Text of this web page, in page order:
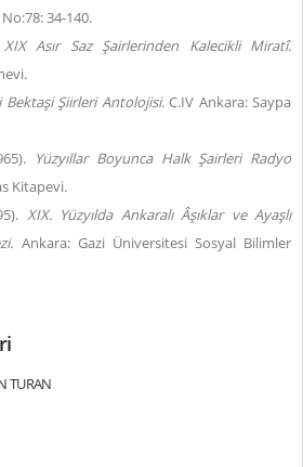
34-140.
XIX Asır Saz Şairlerinden Kalecikli Miratî.
Bektaşi Şiirleri Antolojisi. C.IV Ankara: Saypa
Yüzyıllar Boyunca Halk Şairleri Radyo
Kitapevi.
XIX. Yüzyılda Ankaralı Âşıklar ve Ayaşlı
Ankara: Gazi Üniversitesi Sosyal Bilimler
TURAN